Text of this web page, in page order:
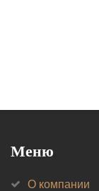
Меню
О компании